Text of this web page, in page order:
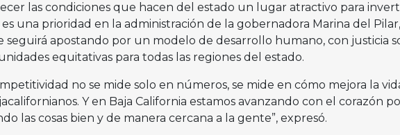
las condiciones que hacen del estado un lugar atractivo para
es una prioridad en la administración de la gobernadora Marina del
seguirá apostando por un modelo de desarrollo humano, con justicia
equitativas para todas las regiones del estado.
no se mide solo en números, se mide en cómo mejora la
Y en Baja California estamos avanzando con el corazón
las cosas bien y de manera cercana a la gente”, expresó.